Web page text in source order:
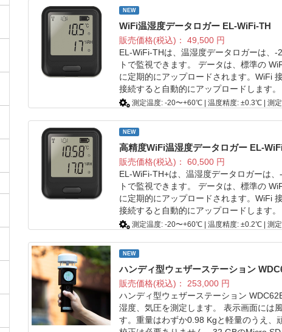
NEW
WiFi温湿度データロガー EL-WiFi-TH
販売価格(税込)：49,500 円
EL-WiFi-THは、温湿度データロガーは、
トで監視できます。 データは、標準の
に定期的にアップロードされます。WiFi
接続すると自動的にアップロードします。
測定温度: -20〜+60℃ | 温度精度: ±0.3℃ | 測
NEW
高精度WiFi温湿度データロガー EL-
販売価格(税込)：60,500 円
EL-WiFi-TH+は、温湿度データロガーは
トで監視できます。 データは、標準の
に定期的にアップロードされます。WiFi
接続すると自動的にアップロードします。
測定温度: -20〜+60℃ | 温度精度: ±0.2℃ | 測
NEW
ハンディ型ウェザーステーション
販売価格(税込)： 253,000 円
ハンディ型ウェザーステーション
湿度、気圧を測定します。 表示画面には
す。重量はわずか0.98 Kgと軽量のうえ、